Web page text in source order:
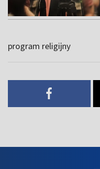
program religijny